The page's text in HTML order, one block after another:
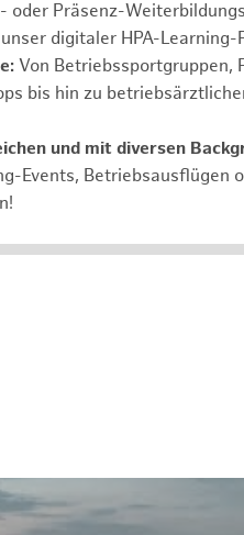
oder Präsenz-
digitaler HPA-Learning-
Von Betriebssportgruppen,
bis hin zu
und mit diversen
Events, Betriebsausflügen